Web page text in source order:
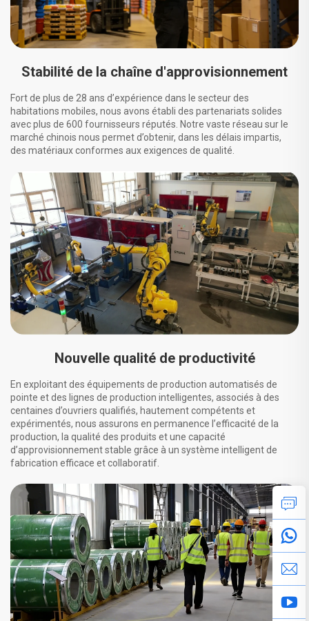
Stabilité de la chaîne d'approvisionnement
Fort de plus de 28 ans d’expérience dans le secteur des
habitations mobiles, nous avons établi des partenariats solides
avec plus de 600 fournisseurs réputés. Notre vaste réseau sur le
marché chinois nous permet d’obtenir, dans les délais impartis,
des matériaux conformes aux exigences de qualité.
Nouvelle qualité de productivité
En exploitant des équipements de production automatisés de
pointe et des lignes de production intelligentes, associés à des
centaines d’ouvriers qualifiés, hautement compétents et
expérimentés, nous assurons en permanence l’efficacité de la
production, la qualité des produits et une capacité
d’approvisionnement stable grâce à un système intelligent de
fabrication efficace et collaboratif.